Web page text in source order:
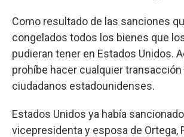
Como resultado de las sanciones
congelados todos los bienes que
pudieran tener en Estados Unidos.
prohíbe hacer cualquier
ciudadanos estadounidenses.
Estados Unidos ya había
vicepresidenta y esposa de Ortega,